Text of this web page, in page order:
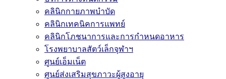
คลินิกกายภาพบำบัด
คลินิกเทคนิคการแพทย์
คลินิกโภชนาการและการกำหนดอาหาร
โรงพยาบาลสัตว์เล็กจุฬาฯ
ศูนย์เอ็มเน็ต
ศูนย์ส่งเสริมสุขภาวะผู้สูงอายุ